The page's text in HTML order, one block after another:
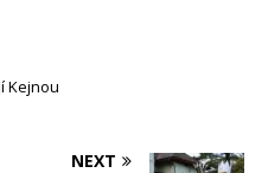
Kejnou
NEXT